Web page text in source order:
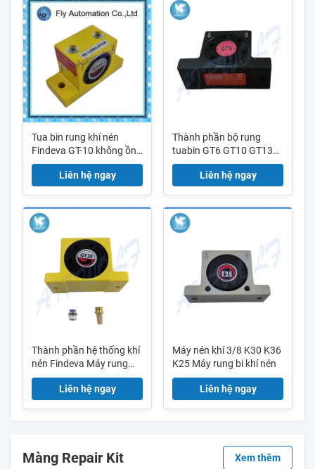
Tua bin rung khí nén
Findeva GT-10 không ồn
ào Loại G1 / 8
Liên hệ ngay
Thành phần bộ rung
tuabin GT6 GT10 GT13
của hệ thống khí nén
Liên hệ ngay
Thành phần hệ thống khí
nén Findeva Máy rung
tuabin GT30 GT36 GT-48
Liên hệ ngay
Máy nén khí 3/8 K30 K36
K25 Máy rung bi khí nén
Liên hệ ngay
Màng Repair Kit Xem thêm